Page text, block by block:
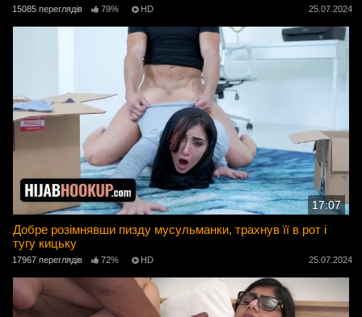
15085 переглядів 79% HD 25.07.2024
17:07
Добре розімнявши пизду мусульманки, трахнув її в рот і
тугу кицьку
17967 переглядів 72% HD 25.07.2024